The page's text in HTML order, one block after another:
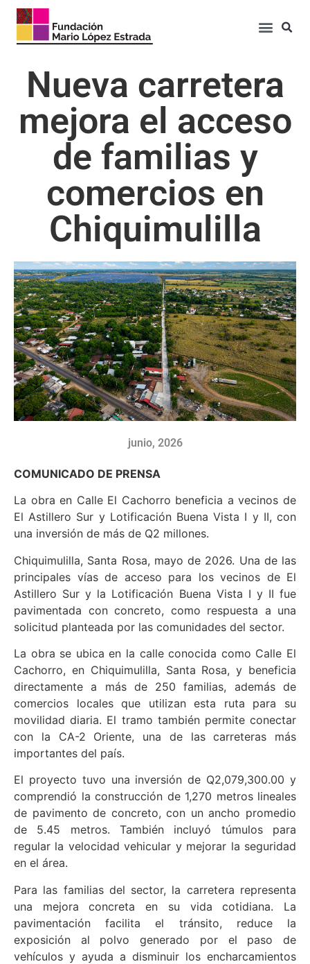
Nueva carretera
mejora el acceso
de familias y
comercios en
Chiquimulilla
junio, 2026
COMUNICADO DE PRENSA
La obra en Calle El Cachorro beneficia a vecinos de
El Astillero Sur y Lotificación Buena Vista I y II, con
una inversión de más de Q2 millones.
Chiquimulilla, Santa Rosa, mayo de 2026. Una de las
principales vías de acceso para los vecinos de El
Astillero Sur y la Lotificación Buena Vista I y II fue
pavimentada con concreto, como respuesta a una
solicitud planteada por las comunidades del sector.
La obra se ubica en la calle conocida como Calle El
Cachorro, en Chiquimulilla, Santa Rosa, y beneficia
directamente a más de 250 familias, además de
comercios locales que utilizan esta ruta para su
movilidad diaria. El tramo también permite conectar
con la CA-2 Oriente, una de las carreteras más
importantes del país.
El proyecto tuvo una inversión de Q2,079,300.00 y
comprendió la construcción de 1,270 metros lineales
de pavimento de concreto, con un ancho promedio
de 5.45 metros. También incluyó túmulos para
regular la velocidad vehicular y mejorar la seguridad
en el área.
Para las familias del sector, la carretera representa
una mejora concreta en su vida cotidiana. La
pavimentación facilita el tránsito, reduce la
exposición al polvo generado por el paso de
vehículos y ayuda a disminuir los encharcamientos